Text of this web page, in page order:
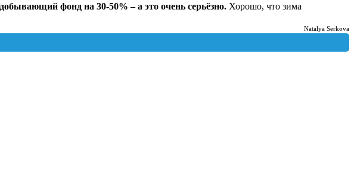
фонд на 30-50% – а это очень серьёзно. Хорошо, что зима
Natalya Serkova